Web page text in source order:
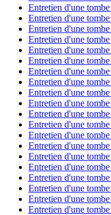
Entretien d'une
Entretien d'une
Entretien d'une
Entretien d'une
Entretien d'une
Entretien d'une
Entretien d'une
Entretien d'une
Entretien d'une
Entretien d'une
Entretien d'une
Entretien d'une
Entretien d'une
Entretien d'une
Entretien d'une
Entretien d'une
Entretien d'une
Entretien d'une
Entretien d'une
Entretien d'une